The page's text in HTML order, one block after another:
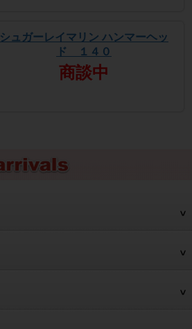
シュガーレイマリン ハンマーヘッ
ド １４０
商談中